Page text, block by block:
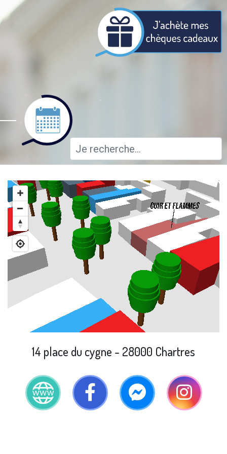
14 place du cygne - 28000 Chartres